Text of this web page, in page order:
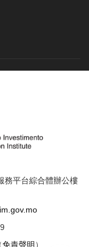
務平台綜合體辦公樓
免責聲明 ）